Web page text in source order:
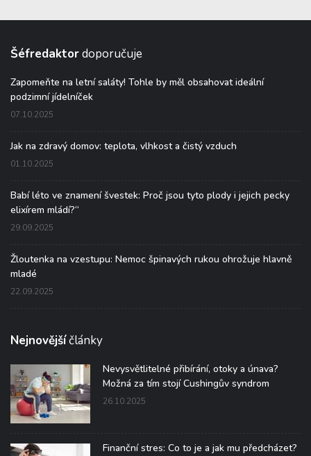
Šéfredaktordoporučuje
Zapomeňte na letní saláty! Tohle by měl obsahovat ideální
podzimní jídelníček
07.10.2025
Jak na zdravý domov: teplota, vlhkost a čistý vzduch
01.10.2025
Babí léto ve znamení švestek: Proč jsou tyto plody i jejich pecky
elixírem mládí?“
29.09.2025
Žloutenka na vzestupu: Nemoc špinavých rukou ohrožuje hlavně
mladé
22.09.2025
Nejnovějšíčlánky
Nevysvětlitelné přibírání, otoky a únava?
Možná za tím stojí Cushingův syndrom
26.10.2025
Finanční stres: Co to je a jak mu předcházet?